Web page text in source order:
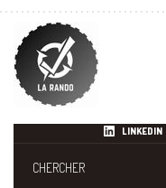
LINKEDIN